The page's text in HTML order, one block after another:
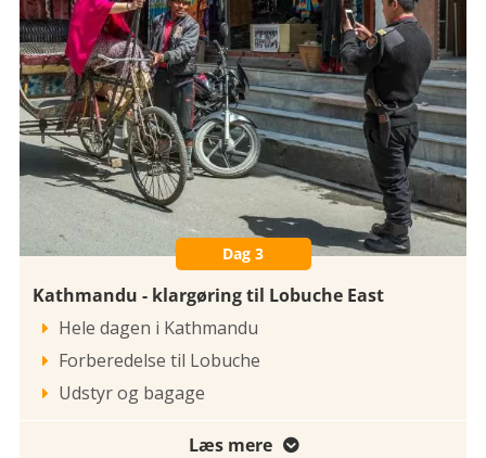
Dag 3
Kathmandu - klargøring til Lobuche East
 Hele dagen i Kathmandu
 Forberedelse til Lobuche
 Udstyr og bagage
Læs mere 